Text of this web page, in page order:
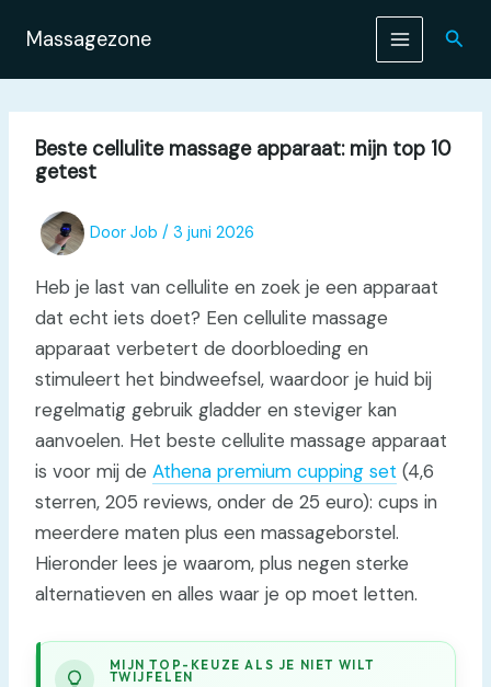
naar
inhoud
Massagezone
Beste cellulite massage apparaat: mijn top 10
getest
Door Job / 3 juni 2026
Heb je last van cellulite en zoek je een apparaat
dat echt iets doet? Een cellulite massage
apparaat verbetert de doorbloeding en
stimuleert het bindweefsel, waardoor je huid bij
regelmatig gebruik gladder en steviger kan
aanvoelen. Het beste cellulite massage apparaat
is voor mij de Athena premium cupping set (4,6
sterren, 205 reviews, onder de 25 euro): cups in
meerdere maten plus een massageborstel.
Hieronder lees je waarom, plus negen sterke
alternatieven en alles waar je op moet letten.
MIJN TOP-KEUZE ALS JE NIET WILT
TWIJFELEN